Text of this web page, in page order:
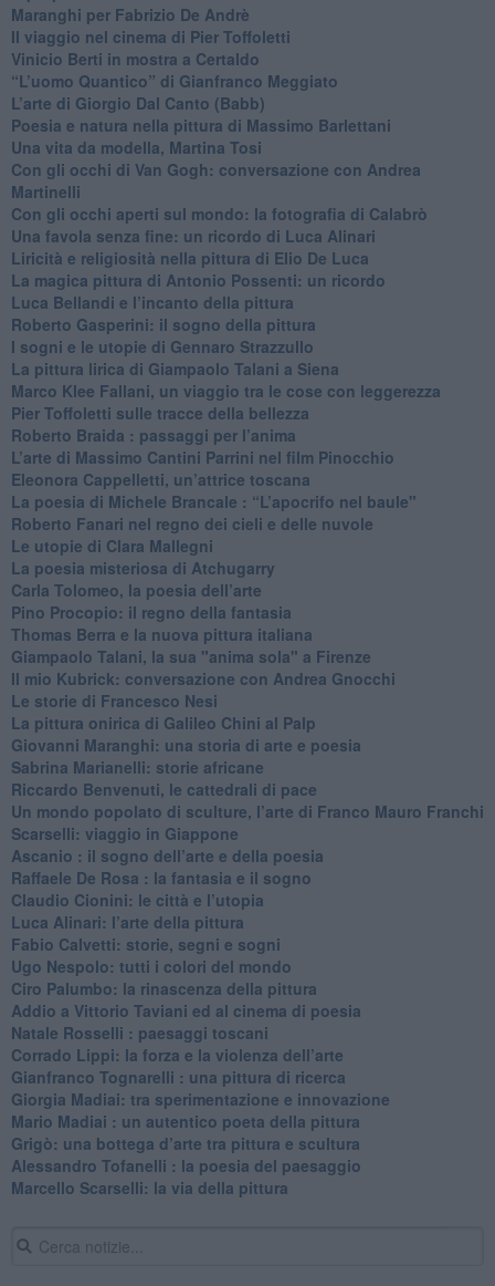
Maranghi per Fabrizio De Andrè
​Il viaggio nel cinema di Pier Toffoletti
Vinicio Berti in mostra a Certaldo
“L’uomo Quantico” di Gianfranco Meggiato
​L’arte di Giorgio Dal Canto (Babb)
Poesia e natura nella pittura di Massimo Barlettani
Una vita da modella, Martina Tosi
​Con gli occhi di Van Gogh: conversazione con Andrea
Martinelli
​Con gli occhi aperti sul mondo: la fotografia di Calabrò
Una favola senza fine: un ricordo di Luca Alinari
Liricità e religiosità nella pittura di Elio De Luca
La magica pittura di Antonio Possenti: un ricordo
Luca Bellandi e l’incanto della pittura
​Roberto Gasperini: il sogno della pittura
I sogni e le utopie di Gennaro Strazzullo
La pittura lirica di Giampaolo Talani a Siena
​Marco Klee Fallani, un viaggio tra le cose con leggerezza
​Pier Toffoletti sulle tracce della bellezza
​Roberto Braida : passaggi per l’anima
​L’arte di Massimo Cantini Parrini nel film Pinocchio
Eleonora Cappelletti, un’attrice toscana
​La poesia di Michele Brancale : “L’apocrifo nel baule"
Roberto Fanari nel regno dei cieli e delle nuvole
Le utopie di Clara Mallegni
​La poesia misteriosa di Atchugarry
Carla Tolomeo, la poesia dell’arte
Pino Procopio: il regno della fantasia
Thomas Berra e la nuova pittura italiana
Giampaolo Talani, la sua "anima sola" a Firenze
Il mio Kubrick: conversazione con Andrea Gnocchi
Le storie di Francesco Nesi
​La pittura onirica di Galileo Chini al Palp
​Giovanni Maranghi: una storia di arte e poesia
Sabrina Marianelli: storie africane
​Riccardo Benvenuti, le cattedrali di pace
​Un mondo popolato di sculture, l’arte di Franco Mauro Franchi
​Scarselli: viaggio in Giappone
​Ascanio : il sogno dell’arte e della poesia
Raffaele De Rosa : la fantasia e il sogno
​Claudio Cionini: le città e l’utopia
Luca Alinari: l’arte della pittura
​Fabio Calvetti: storie, segni e sogni
Ugo Nespolo: tutti i colori del mondo
​Ciro Palumbo: la rinascenza della pittura
​Addio a Vittorio Taviani ed al cinema di poesia
​Natale Rosselli : paesaggi toscani
​Corrado Lippi: la forza e la violenza dell’arte
Gianfranco Tognarelli : una pittura di ricerca
Giorgia Madiai: tra sperimentazione e innovazione
Mario Madiai : un autentico poeta della pittura
Grigò: una bottega d’arte tra pittura e scultura
Alessandro Tofanelli : la poesia del paesaggio
​Marcello Scarselli: la via della pittura